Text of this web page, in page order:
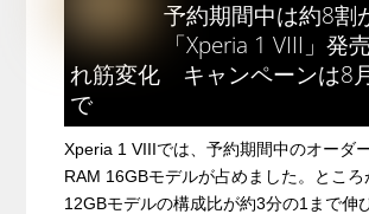
予約期間中は約8割
「Xperia 1 VIII」発
れ筋変化 キャンペーンは8
で
Xperia 1 VIIIでは、予約期間中のオーダ
RAM 16GBモデルが占めました。ところ
12GBモデルの構成比が約3分の1まで伸